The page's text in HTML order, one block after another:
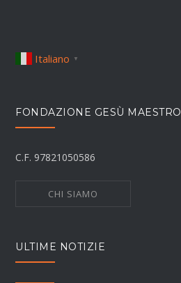
Italiano ▼
FONDAZIONE GESÙ MAESTRO
C.F. 97821050586
CHI SIAMO
ULTIME NOTIZIE